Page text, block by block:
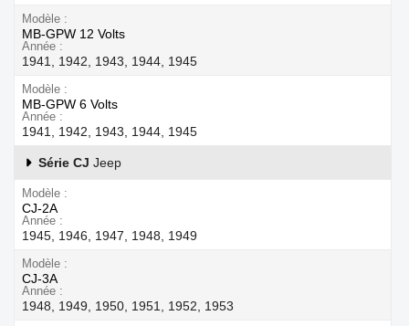
Modèle
MB-GPW 12 Volts
Année
1941, 1942, 1943, 1944, 1945
Modèle
MB-GPW 6 Volts
Année
1941, 1942, 1943, 1944, 1945
Série CJ Jeep
Modèle
CJ-2A
Année
1945, 1946, 1947, 1948, 1949
Modèle
CJ-3A
Année
1948, 1949, 1950, 1951, 1952, 1953